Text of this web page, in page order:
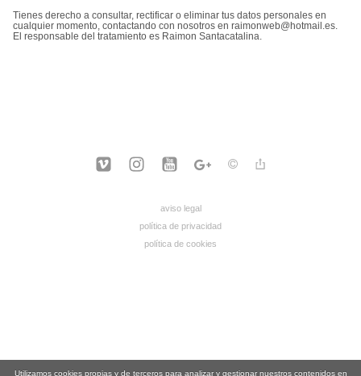
Tienes derecho a consultar, rectificar o eliminar tus datos personales en
cualquier momento, contactando con nosotros en raimonweb@hotmail.es.
El responsable del tratamiento es Raimon Santacatalina.
aviso legal
política de privacidad
política de cookies
Utilizamos cookies propias y de terceros para analizar y gestionar nuestros contenidos en